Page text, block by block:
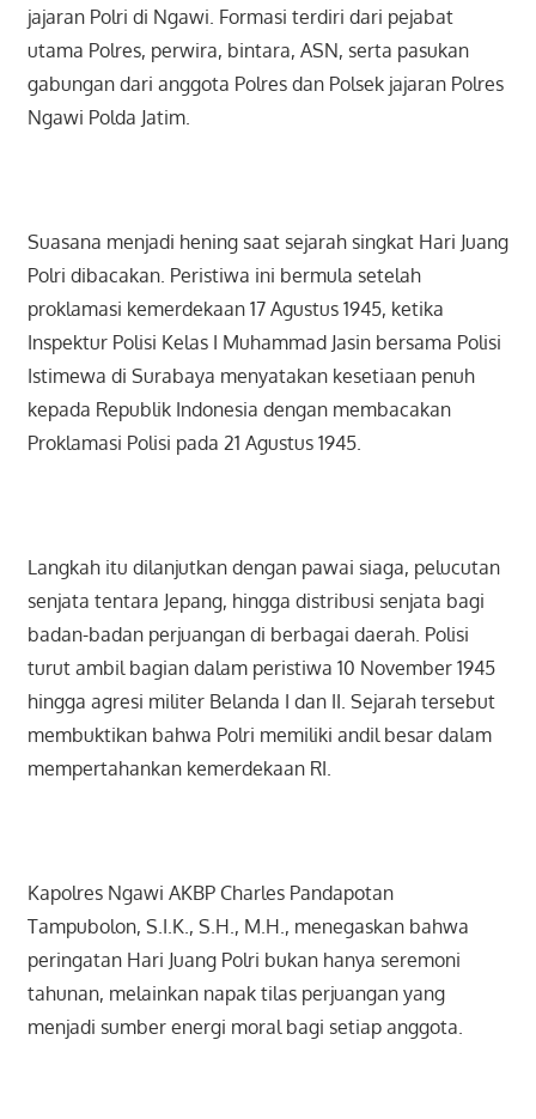
jajaran Polri di Ngawi. Formasi terdiri dari pejabat
utama Polres, perwira, bintara, ASN, serta pasukan
gabungan dari anggota Polres dan Polsek jajaran Polres
Ngawi Polda Jatim.
Suasana menjadi hening saat sejarah singkat Hari Juang
Polri dibacakan. Peristiwa ini bermula setelah
proklamasi kemerdekaan 17 Agustus 1945, ketika
Inspektur Polisi Kelas I Muhammad Jasin bersama Polisi
Istimewa di Surabaya menyatakan kesetiaan penuh
kepada Republik Indonesia dengan membacakan
Proklamasi Polisi pada 21 Agustus 1945.
Langkah itu dilanjutkan dengan pawai siaga, pelucutan
senjata tentara Jepang, hingga distribusi senjata bagi
badan-badan perjuangan di berbagai daerah. Polisi
turut ambil bagian dalam peristiwa 10 November 1945
hingga agresi militer Belanda I dan II. Sejarah tersebut
membuktikan bahwa Polri memiliki andil besar dalam
mempertahankan kemerdekaan RI.
Kapolres Ngawi AKBP Charles Pandapotan
Tampubolon, S.I.K., S.H., M.H., menegaskan bahwa
peringatan Hari Juang Polri bukan hanya seremoni
tahunan, melainkan napak tilas perjuangan yang
menjadi sumber energi moral bagi setiap anggota.